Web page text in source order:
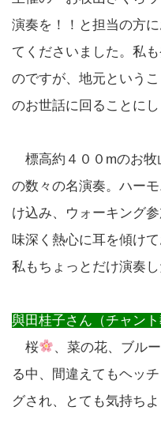
演奏を！！と担当の方
てくださいました。私
のですが、地元という
のお世話に回ることに
標高約４００mのお牧
の数々の名演奏。ハー
け込み、ウォーキング
味深く熱心に耳を傾け
私もちょっとだけ演奏
與田桂子さん（チャント
桜
、菜の花、ブル
る中、間違えてもヘッチ
グされ、とても気持ち